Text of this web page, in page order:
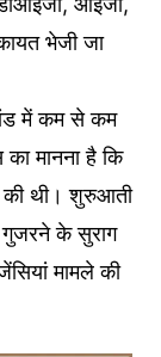
भेजी जा
में कम से कम
मानना है कि
की थी। शुरुआती
गुजरने के सुराग
मामले की